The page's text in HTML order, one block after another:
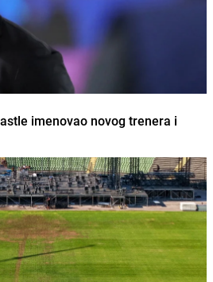
imenovao novog trenera i